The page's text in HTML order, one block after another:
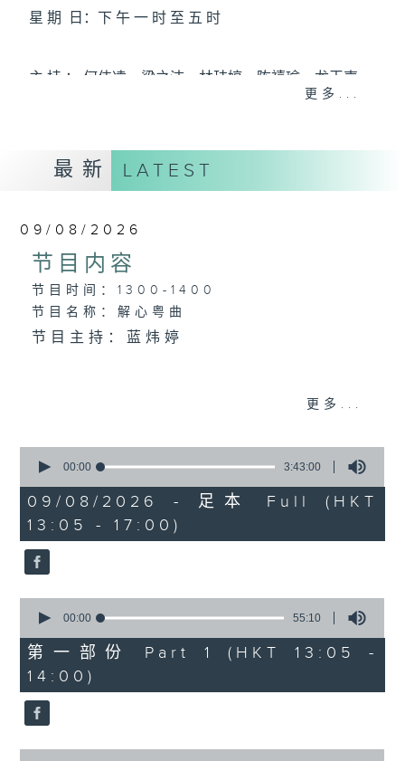
星 期 日：下 午 一 时 至 五 时
主 持 ： 何伟凌、梁之洁、林玮婷、陈禧瑜、龙玉声、
《戏曲天地》以播放粤曲、粤剧为主，逢星期一、
星期二及星期六的「金装粤剧」则播放长篇粤剧，精
挑细选各种版本播出，如红伶的演出版、港台的珍藏
及原装正版等；同时亦制作多元化特辑，访问梨园、
曲艺及音乐界专业人士，邀请他们参与制作特备节目
及报导本港、国内及海外戏曲界的活动等等，式式俱
触及学习的机会，使各戏迷能亲自体会红伶做功的难
更多...
最新 LATEST
09/08/2026
节目内容
节目时间：1300-1400
节目名称：解心粤曲
节目主持：蓝炜婷
2. 「唔嫁」
由 黄千岁、芳艳芬 主唱
3. 「 卖油郎」
节目时间：1400-1700
节目名称：粤曲会知音
节目主持：蓝炜婷
更多...
seconds
3
hours,
43
minutes,
0
seconds
00:00 3:43:00
09/08/2026 - 足本 Full (HKT
13:05 - 17:00)
seconds
55
minutes,
10
seconds
00:00 55:10
第一部份 Part 1 (HKT 13:05 -
14:00)